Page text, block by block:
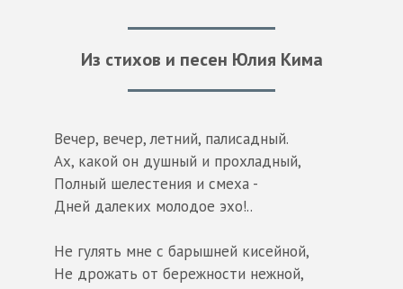
Из стихов и песен Юлия Кима
Вечер, вечер, летний, палисадный.
Ах, какой он душный и прохладный,
Полный шелестения и смеха -
Дней далеких молодое эхо!..
Не гулять мне с барышней кисейной,
Не дрожать от бережности нежной,